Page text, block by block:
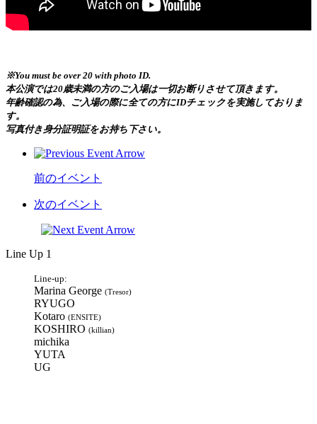
※You must be over 20 with photo ID.
本公演では20歳未満の方のご入場は一切お断りさせて頂きます。
年齢確認の為、ご入場の際に全ての方にIDチェックを実施しておりま
す。
写真付き身分証明証をお持ち下さい。
前のイベント
次のイベント
Line Up 1
Line-up:
Marina George (Tresor)
RYUGO
Kotaro (ENSITE)
KOSHIRO (killian)
michika
YUTA
UG